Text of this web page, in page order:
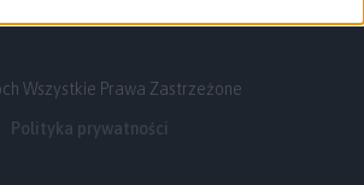
Wszystkie Prawa Zastrzeżone
Polityka prywatności